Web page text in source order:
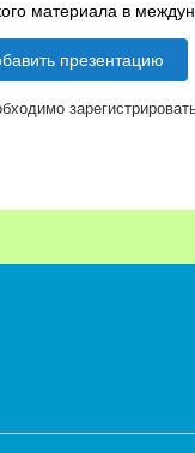
материала в
презентацию